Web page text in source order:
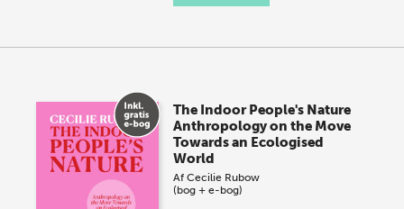
The Indoor People's Nature
Anthropology on the Move
Towards an Ecologised
World
AfCecilie Rubow
(bog + e-bog)